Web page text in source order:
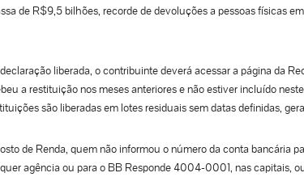
de R$9,5 bilhões, recorde de devoluções a pessoas físicas
liberada, o contribuinte deverá acessar a página da
a restituição nos meses anteriores e não estiver incluído
são liberadas em lotes residuais sem datas definidas,
de Renda, quem não informou o número da conta bancária
agência ou para o BB Responde 4004-0001, nas capitais,